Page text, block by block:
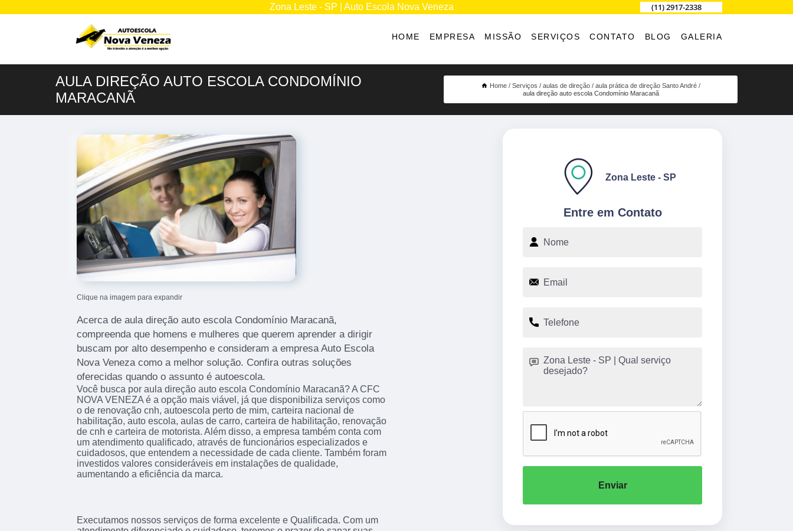
Zona Leste - SP | Auto Escola Nova Veneza (11) 2917-2338
HOME EMPRESA MISSÃO SERVIÇOS CONTATO BLOG GALERIA
AULA DIREÇÃO AUTO ESCOLA CONDOMÍNIO
MARACANÃ
Home Serviços aulas de direção
aula prática de direção Santo André
aula direção auto escola Condomínio Maracanã
Clique na imagem para expandir
Acerca de aula direção auto escola Condomínio Maracanã,
compreenda que homens e mulheres que querem aprender a dirigir
buscam por alto desempenho e consideram a empresa Auto Escola
Nova Veneza como a melhor solução. Confira outras soluções
oferecidas quando o assunto é autoescola.
Você busca por aula direção auto escola Condomínio Maracanã? A CFC
NOVA VENEZA é a opção mais viável, já que disponibiliza serviços como
o de renovação cnh, autoescola perto de mim, carteira nacional de
habilitação, auto escola, aulas de carro, carteira de habilitação, renovação
de cnh e carteira de motorista. Além disso, a empresa também conta com
um atendimento qualificado, através de funcionários especializados e
cuidadosos, que entendem a necessidade de cada cliente. Também foram
investidos valores consideráveis em instalações de qualidade,
aumentando a eficiência da marca.
Executamos nossos serviços de forma excelente e Qualificada. Com um
Entre em Contato
Zona Leste - SP
Enviar